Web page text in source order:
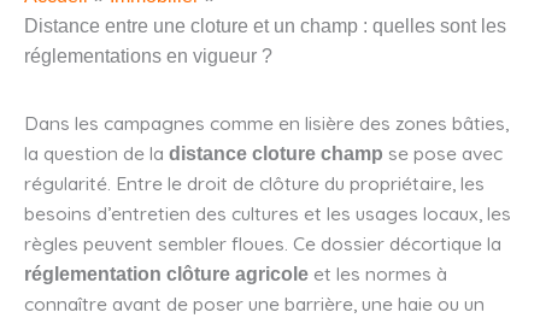
Distance entre une cloture et un champ : quelles sont les
réglementations en vigueur ?
Dans les campagnes comme en lisière des zones bâties,
la question de la distance cloture champ se pose avec
régularité. Entre le droit de clôture du propriétaire, les
besoins d’entretien des cultures et les usages locaux, les
règles peuvent sembler floues. Ce dossier décortique la
réglementation clôture agricole et les normes à
connaître avant de poser une barrière, une haie ou un